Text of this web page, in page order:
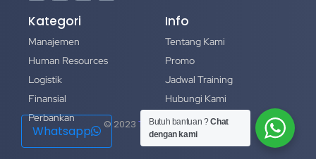
Kategori
Manajemen
Human Resources
Logistik
Finansial
Perbankan
Info
Tentang Kami
Promo
Jadwal Training
Hubungi Kami
Portofolio
© 2023 Training Jakarta
Whatsapp
Butuh bantuan ?Chat
dengan kami